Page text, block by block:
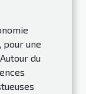
pour une
du